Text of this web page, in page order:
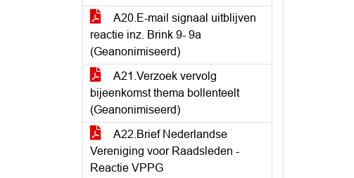
A20.E-mail signaal uitblijven
reactie inz. Brink 9- 9a
(Geanonimiseerd)
A21.Verzoek vervolg
bijeenkomst thema bollenteelt
(Geanonimiseerd)
A22.Brief Nederlandse
Vereniging voor Raadsleden -
Reactie VPPG